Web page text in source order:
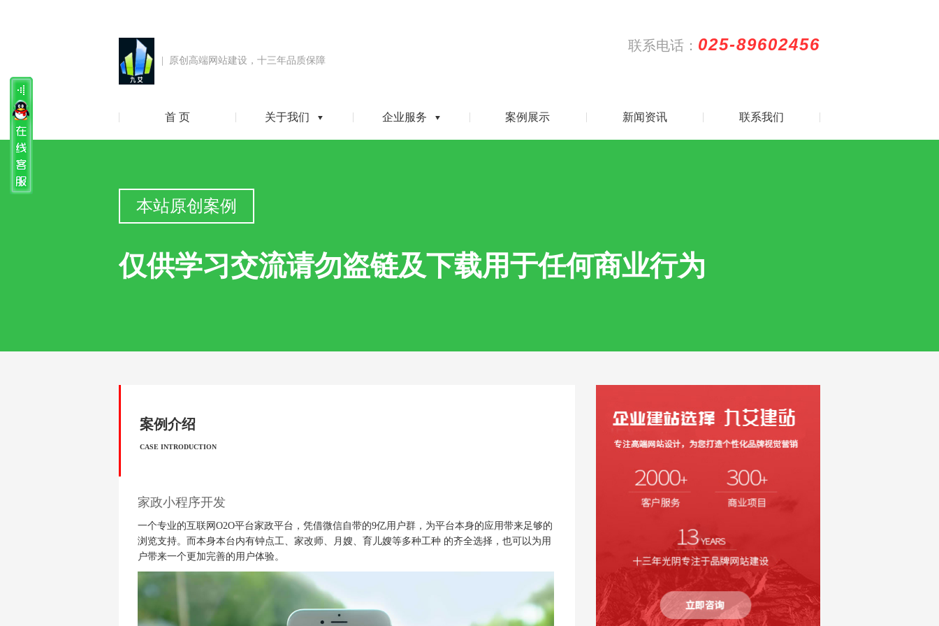
| 原创高端网站建设，十三年品质保障
联系电话： 025-89602456
首 页 关于我们 企业服务 案例展示 新闻资讯 联系我们
本站原创案例
仅供学习交流请勿盗链及下载用于任何商业行为
案例介绍
CASE INTRODUCTION
家政小程序开发
一个专业的互联网O2O平台家政平台，凭借微信自带的9亿用户群，为平台本身的应用带来足够的
浏览支持。而本身本台内有钟点工、家改师、月嫂、育儿嫂等多种工种 的齐全选择，也可以为用
户带来一个更加完善的用户体验。